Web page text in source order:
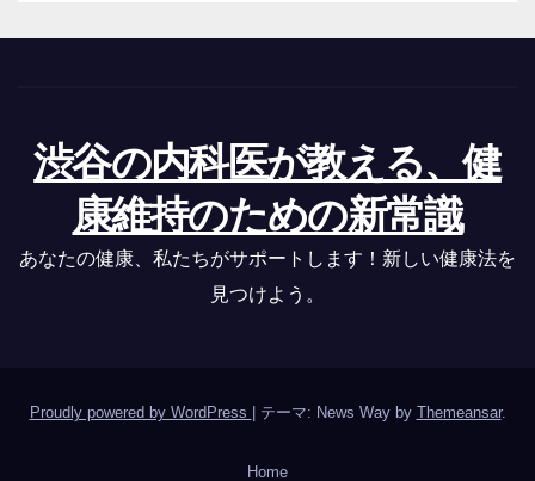
渋谷の内科医が教える、健
康維持のための新常識
あなたの健康、私たちがサポートします！新しい健康法を
見つけよう。
Proudly powered by WordPress テーマ: News Way by Themeansar.
Home